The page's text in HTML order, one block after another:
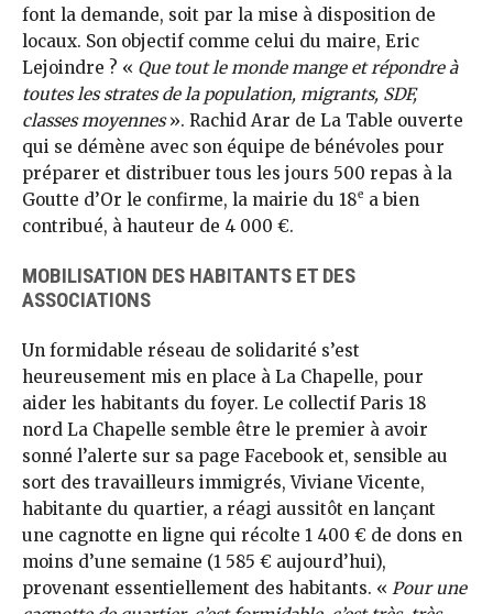
font la demande, soit par la mise à disposition de
locaux. Son objectif comme celui du maire, Eric
Lejoindre ? « Que tout le monde mange et répondre à
toutes les strates de la population, migrants, SDF,
classes moyennes». Rachid Arar de La Table ouverte
qui se démène avec son équipe de bénévoles pour
préparer et distribuer tous les jours 500 repas à la
Goutte d’Or le confirme, la mairie du 18e a bien
contribué, à hauteur de 4 000 €.
MOBILISATION DES HABITANTS ET DES
ASSOCIATIONS
Un formidable réseau de solidarité s’est
heureusement mis en place à La Chapelle, pour
aider les habitants du foyer. Le collectif Paris 18
nord La Chapelle semble être le premier à avoir
sonné l’alerte sur sa page Facebook et, sensible au
sort des travailleurs immigrés, Viviane Vicente,
habitante du quartier, a réagi aussitôt en lançant
une cagnotte en ligne qui récolte 1 400 € de dons en
moins d’une semaine (1 585 € aujourd’hui),
provenant essentiellement des habitants. « Pour une